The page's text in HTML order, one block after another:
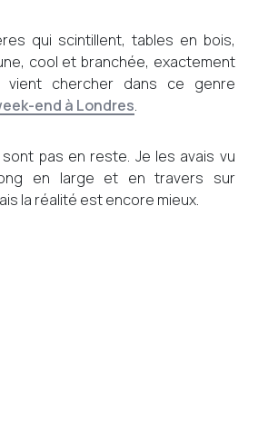
qui scintillent, tables en bois,
cool et branchée, exactement
vient chercher dans ce genre
end à Londres.
pas en reste. Je les avais vu
en large et en travers sur
la réalité est encore mieux.